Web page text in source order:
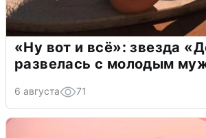
«Ну вот и всё»: звезда
развелась с молодым
6 августа 71